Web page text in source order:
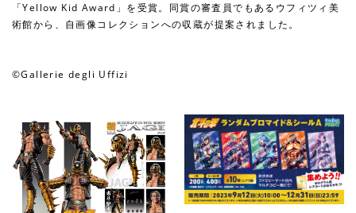
「Yellow Kid Award」を受賞。同賞の審査員でもあるウフィツィ美
術館から、自画像コレクションへの収蔵が提案されました。
©️Gallerie degli Uffizi